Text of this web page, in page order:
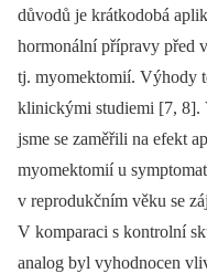
důvodů je krátkodobá
hormonální přípravy před
tj. myomektomií. Výhody
klinickými studiemi [7, 8].
jsme se zaměřili na efekt
myomektomií u
v reprodukčním věku se
V komparaci s kontrolní
analog byl vyhodnocen